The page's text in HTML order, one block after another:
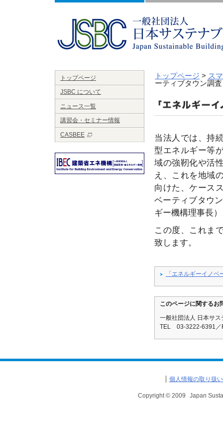
トップページ
JSBC について
ニュース一覧
講習会・セミナー情報
CASBEE
トップページ > ス
ーティブタウン調
当法人では、持
型エネルギー等
域の強靭化や活
え、これを地域
向けた、ケース
ベーティブタウ
ギー機構理事長
この度、これま
致します。
「エネルギーイノ
このページに関するお
一般社団法人 日本サ
TEL 03-3222-6391
個人情報の取り扱
Copyright © 2009 Japan